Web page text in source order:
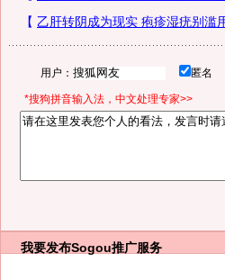
用户： 匿名
*搜狗拼音输入法，中文处理专家>>
我要发布Sogou推广服务